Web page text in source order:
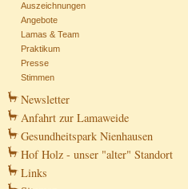
Auszeichnungen
Angebote
Lamas & Team
Praktikum
Presse
Stimmen
Newsletter
Anfahrt zur Lamaweide
Gesundheitspark Nienhausen
Hof Holz - unser "alter" Standort
Links